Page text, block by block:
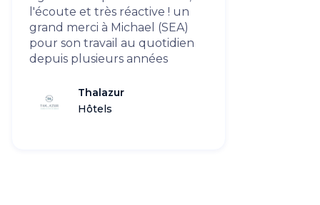
l'écoute et très réactive ! un
grand merci à Michael (SEA)
pour son travail au quotidien
depuis plusieurs années
Thalazur
Hôtels